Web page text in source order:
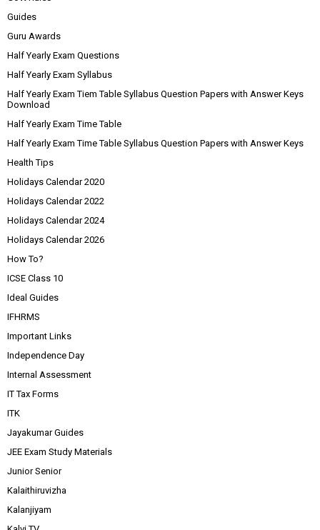
Guides
Guru Awards
Half Yearly Exam Questions
Half Yearly Exam Syllabus
Half Yearly Exam Tiem Table Syllabus Question Papers with Answer Keys
Download
Half Yearly Exam Time Table
Half Yearly Exam Time Table Syllabus Question Papers with Answer Keys
Health Tips
Holidays Calendar 2020
Holidays Calendar 2022
Holidays Calendar 2024
Holidays Calendar 2026
How To?
ICSE Class 10
Ideal Guides
IFHRMS
Important Links
Independence Day
Internal Assessment
IT Tax Forms
ITK
Jayakumar Guides
JEE Exam Study Materials
Junior Senior
Kalaithiruvizha
Kalanjiyam